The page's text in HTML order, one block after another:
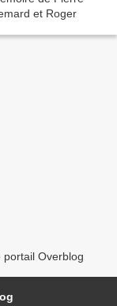
portail Overblog